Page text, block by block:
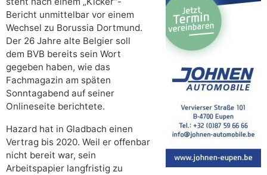
Bericht unmittelbar vor einem
Wechsel zu Borussia Dortmund.
Der 26 Jahre alte Belgier soll
dem BVB bereits sein Wort
gegeben haben, wie das
Fachmagazin am späten
Sonntagabend auf seiner
Onlineseite berichtete.
Hazard hat in Gladbach einen
Vertrag bis 2020. Weil er offenbar
nicht bereit war, sein
Arbeitspapier langfristig zu